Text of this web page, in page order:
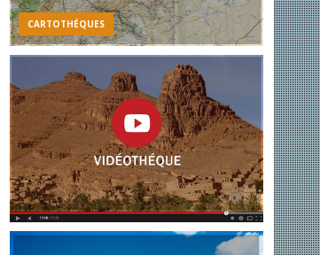
CARTOTHÉQUES